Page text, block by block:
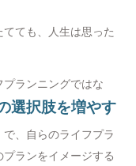
ても、人生は思った
ランニングではな
選択肢を増やす
で、自らのライフプラ
ランをイメージする